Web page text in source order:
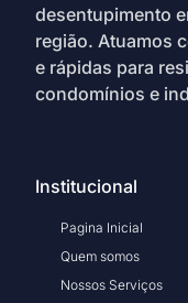
desentupimento
região. Atuamos
e rápidas para
condomínios e
Institucional
Pagina Inicial
Quem somos
Nossos Serviços